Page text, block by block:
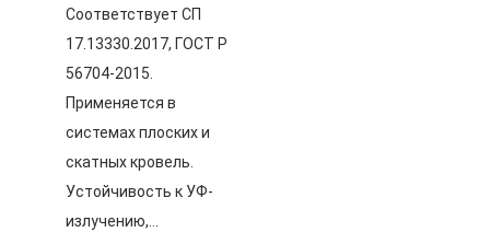
Соответствует СП
17.13330.2017, ГОСТ Р
56704-2015.
Применяется в
системах плоских и
скатных кровель.
Устойчивость к УФ-
излучению,…